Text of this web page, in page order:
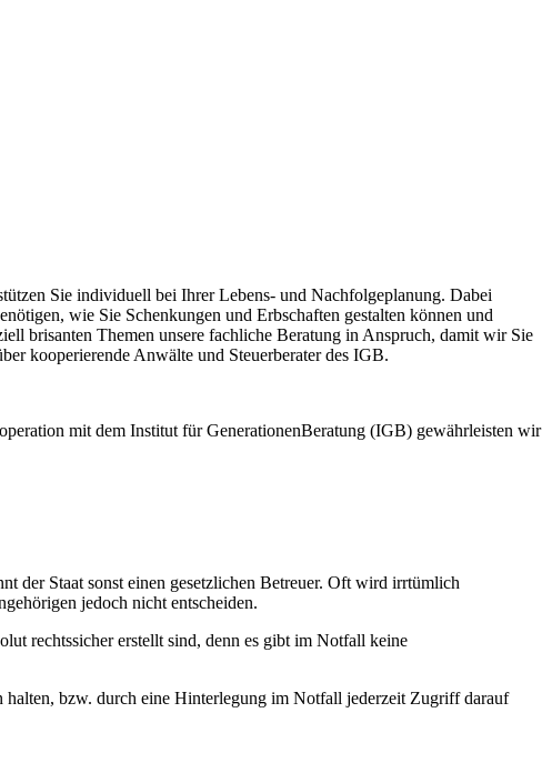
Sie individuell bei Ihrer Lebens- und Nachfolgeplanung. Dabei
wie Sie Schenkungen und Erbschaften gestalten können und
brisanten Themen unsere fachliche Beratung in Anspruch, damit wir Sie
kooperierende Anwälte und Steuerberater des IGB.
mit dem Institut für GenerationenBeratung (IGB) gewährleisten wir
der Staat sonst einen gesetzlichen Betreuer. Oft wird irrtümlich
jedoch nicht entscheiden.
rechtssicher erstellt sind, denn es gibt im Notfall keine
halten, bzw. durch eine Hinterlegung im Notfall jederzeit Zugriff darauf